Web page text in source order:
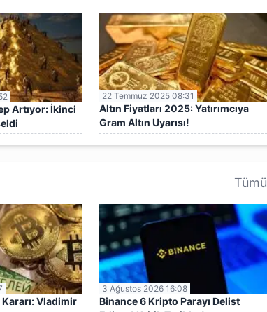
Artıyor: İkinci
22 Temmuz 2025 08:31
Altın Fiyatları 2025: Yatırımcıya
Gram Altın Uyarısı!
Tümü
Vladimir
3 Ağustos 2026 16:08
Binance 6 Kripto Parayı Delist